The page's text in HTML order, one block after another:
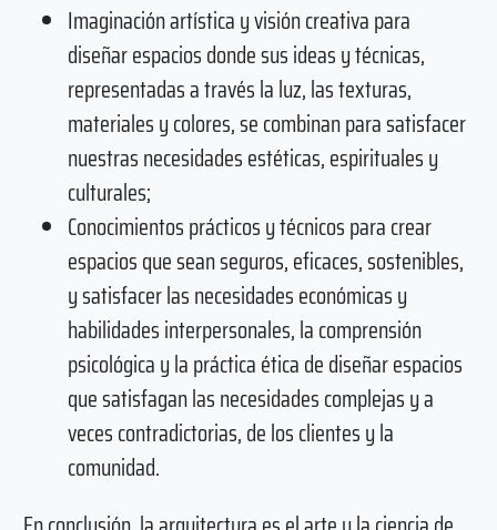
Imaginación artística y visión creativa para
diseñar espacios donde sus ideas y técnicas,
representadas a través la luz, las texturas,
materiales y colores, se combinan para satisfacer
nuestras necesidades estéticas, espirituales y
culturales;
Conocimientos prácticos y técnicos para crear
espacios que sean seguros, eficaces, sostenibles,
y satisfacer las necesidades económicas y
habilidades interpersonales, la comprensión
psicológica y la práctica ética de diseñar espacios
que satisfagan las necesidades complejas y a
veces contradictorias, de los clientes y la
comunidad.